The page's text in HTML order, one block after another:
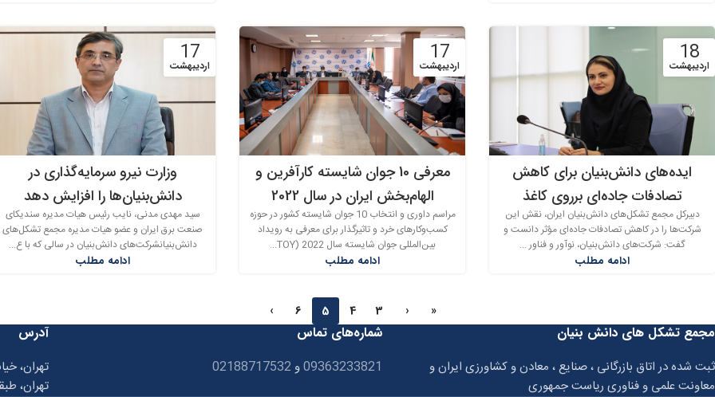
18
اردیبهشت
ایده‌های دانش‌بنیان برای کاهش
تصادفات جاده‌ای برروی کاغذ
دبیرکل مجمع تشکل‌های دانش‌بنیان ایران، نقش این
شرکت‌ها را در کاهش تصادفات جاده‌ای مؤثر دانست و
گفت: شرکت‌های دانش‌بنیان، نوآور و فناور ...
ادامه مطلب
17
اردیبهشت
معرفی 10 جوان شایسته کارآفرین و
الهام‌بخش ایران در سال 2022
مراسم داوری و انتخاب 10 جوان شایسته کشور در حوزه
کسب‌و‌کارهای خرد و تاثیرگذار برای معرفی به رویداد
بین‌المللی جوان شایسته سال 2022 (TOY...
ادامه مطلب
17
اردیبهشت
وزارت نیرو سرمایه‌گذاری در
دانش‌بنیان‌ها را افزایش دهد
سید مهدی مدنی، نایب رئیس هیات مدیره سندیکای
صنعت برق ایران و عضو هیات مدیره مجمع تشکل‌های
دانش‌بنیانشرکت‌های دانش‌بنیان در سالی که با ع...
ادامه مطلب
«
‹
3
4
5
6
›
مجمع تشکل های دانش بنیان
ثبت شده در اتاق بازرگانی ، صنایع ، معادن و کشاورزی ایران و
معاونت علمی و فناوری ریاست جمهوری
شماره‌های تماس
09363233821و 02188717532
آدرس
تهران،
تهران،